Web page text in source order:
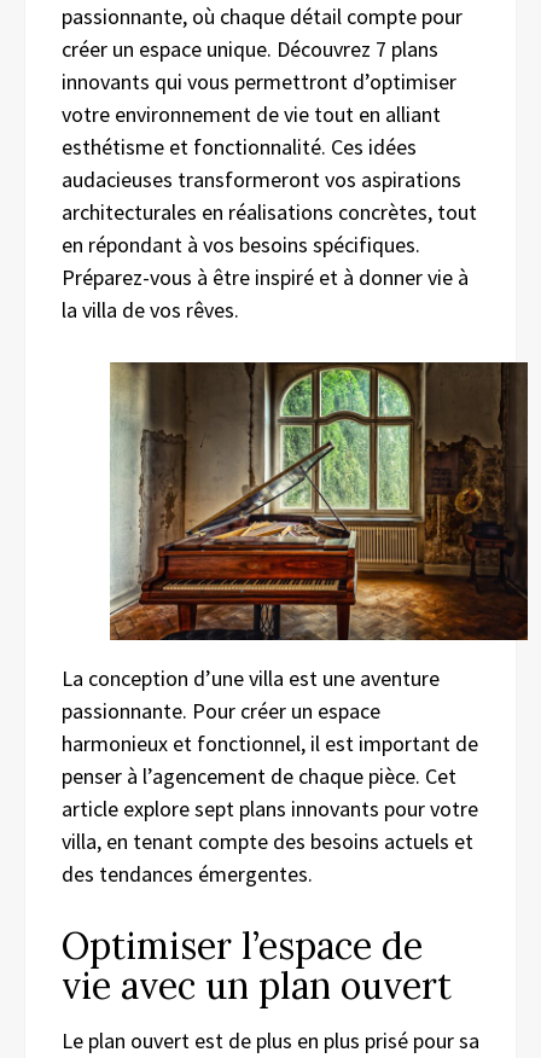
passionnante, où chaque détail compte pour
créer un espace unique. Découvrez 7 plans
innovants qui vous permettront d’optimiser
votre environnement de vie tout en alliant
esthétisme et fonctionnalité. Ces idées
audacieuses transformeront vos aspirations
architecturales en réalisations concrètes, tout
en répondant à vos besoins spécifiques.
Préparez-vous à être inspiré et à donner vie à
la villa de vos rêves.
La conception d’une villa est une aventure
passionnante. Pour créer un espace
harmonieux et fonctionnel, il est important de
penser à l’agencement de chaque pièce. Cet
article explore sept plans innovants pour votre
villa, en tenant compte des besoins actuels et
des tendances émergentes.
Optimiser l’espace de
vie avec un plan ouvert
Le plan ouvert est de plus en plus prisé pour sa